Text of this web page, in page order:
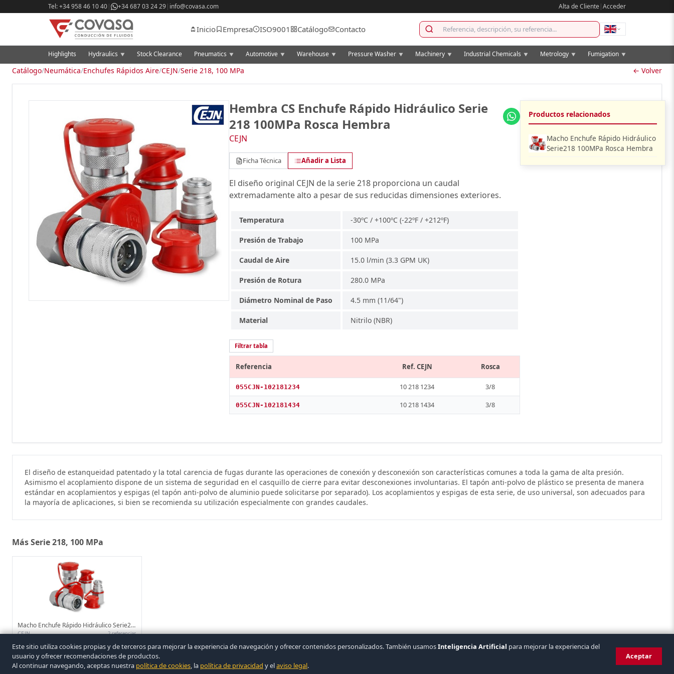
Tel: +34 958 46 10 40| +34 687 03 24 29| info@covasa.com Alta de Cliente|Acceder
Inicio Empresa ISO9001 Catálogo Contacto
Highlights Hydraulics ▼ Stock Clearance Pneumatics ▼ Automotive ▼ Warehouse ▼ Pressure Washer ▼ Machinery ▼ Industrial Chemicals ▼ Metrology ▼ Fumigation ▼
Catálogo/Neumática/Enchufes Rápidos Aire/CEJN/Serie 218, 100 MPa ← Volver
Hembra CS Enchufe Rápido Hidráulico Serie
218 100MPa Rosca Hembra
CEJN
Ficha Técnica Añadir a Lista
El diseño original CEJN de la serie 218 proporciona un caudal
extremadamente alto a pesar de sus reducidas dimensiones exteriores.
Temperatura -30ºC / +100ºC (-22ºF / +212ºF)
Presión de Trabajo 100 MPa
Caudal de Aire 15.0 l/min (3.3 GPM UK)
Presión de Rotura 280.0 MPa
Diámetro Nominal de Paso 4.5 mm (11/64")
Material Nitrilo (NBR)
Filtrar tabla
Referencia Ref. CEJN Rosca
055CJN-102181234 10 218 1234 3/8
055CJN-102181434 10 218 1434 3/8
Productos relacionados
Macho Enchufe Rápido Hidráulico
Serie218 100MPa Rosca Hembra
El diseño de estanqueidad patentado y la total carencia de fugas durante las operaciones de conexión y desconexión son características comunes a toda la gama de alta presión.
Asimismo el acoplamiento dispone de un sistema de seguridad en el casquillo de cierre para evitar desconexiones involuntarias. El tapón anti-polvo de plástico se presenta de manera
estándar en acoplamientos y espigas (el tapón anti-polvo de aluminio puede solicitarse por separado). Los acoplamientos y espigas de esta serie, de uso universal, son adecuados para
la mayoría de aplicaciones, si bien se recomienda su utilización especialmente con grandes caudales.
Más Serie 218, 100 MPa
Macho Enchufe Rápido Hidráulico Serie218 100MPa Rosca Hembra
CEJN 2 referencias
© 2026 Covasa. Todos los derechos reservados. | Aviso legal|Privacidad|Eliminar cuenta|Condiciones|Cookies
Este sitio utiliza cookies propias y de terceros para mejorar la experiencia de navegación y ofrecer contenidos personalizados. También usamosInteligencia Artificial para mejorar la experiencia del
usuario y ofrecer recomendaciones de productos.
Al continuar navegando, aceptas nuestra política de cookies, la política de privacidad y elaviso legal.
Aceptar